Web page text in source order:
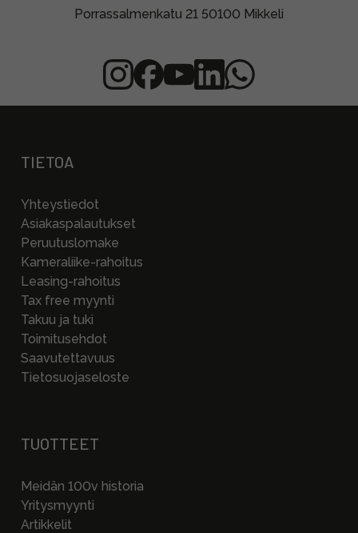
Porrassalmenkatu 21 50100 Mikkeli
TIETOA
Yhteystiedot
Asiakaspalautukset
Peruutuslomake
Kameraliike-rahoitus
Leasing-rahoitus
Tax free myynti
Takuu ja tuki
Toimitusehdot
Saavutettavuus
Tietosuojaseloste
TUOTTEET
Meidän 100v historia
Yritysmyynti
Artikkelit